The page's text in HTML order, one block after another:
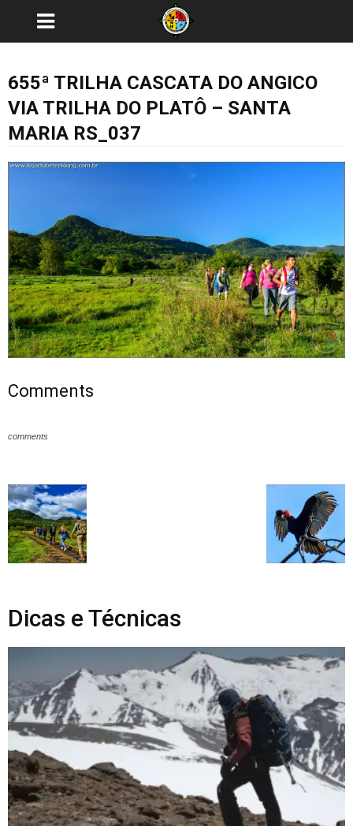
655ª TRILHA CASCATA DO ANGICO
VIA TRILHA DO PLATÔ – SANTA
MARIA RS_037
Comments
comments
Dicas e Técnicas